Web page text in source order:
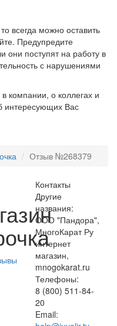
всегда можно оставить
Предупредите
они поступят на работу в
с нарушениями
компании, о коллегах и
интересующих Вас
Отзыв №268379
Контакты
Другие
названия:
ООО "Пандора",
МногоКарат Ру
интернет
магазин,
mnogokarat.ru
Телефоны:
8 (800) 511-84-
20
Email: